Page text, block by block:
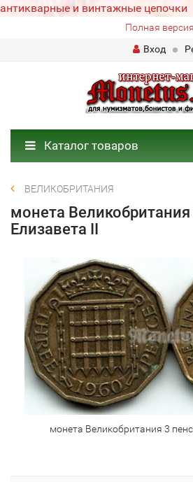
антикварные и винтажные цепочки
Полная
Вход
Каталог товаров
ВЕЛИКОБРИТАНИЯ
монета
Елизавета II
монета Великобритания 3